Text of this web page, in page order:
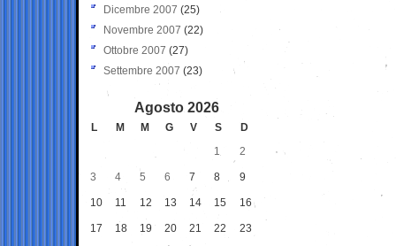
Dicembre 2007 (25)
Novembre 2007 (22)
Ottobre 2007 (27)
Settembre 2007 (23)
Agosto 2026
L M M G V S
D
1
2
3 4 5 6 7 8 9
10 11 12 13 14 15 16
17 18 19 20 21 22 23